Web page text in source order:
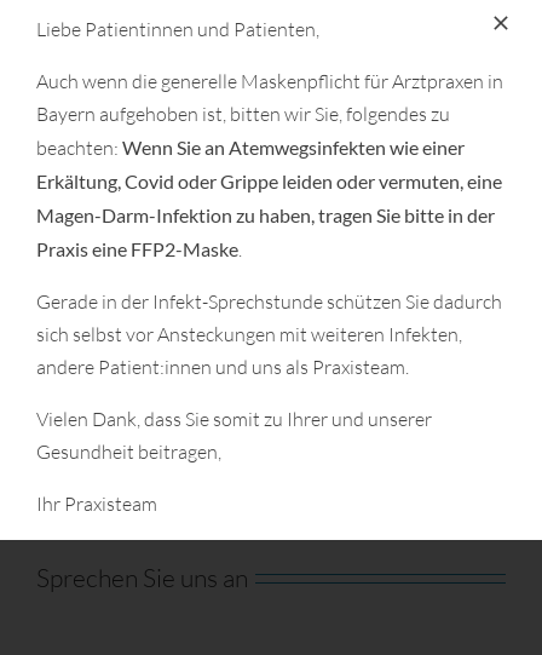
Ihre Zufriedenheit und Ihr Wohlbefinden sind unser
Antrieb. Sie sollen sich bereits mit dem ersten Kontakt
Sprechen Sie uns an
Liebe Patientinnen und Patienten,
Auch wenn die generelle Maskenpflicht für Arztpraxen in
Bayern aufgehoben ist, bitten wir Sie, folgendes zu
beachten: Wenn Sie an Atemwegsinfekten wie einer
Erkältung, Covid oder Grippe leiden oder vermuten, eine
Magen-Darm-Infektion zu haben, tragen Sie bitte in der
Praxis eine FFP2-Maske.
Gerade in der Infekt-Sprechstunde schützen Sie dadurch
sich selbst vor Ansteckungen mit weiteren Infekten,
andere Patient:innen und uns als Praxisteam.
Vielen Dank, dass Sie somit zu Ihrer und unserer
Gesundheit beitragen,
Ihr Praxisteam